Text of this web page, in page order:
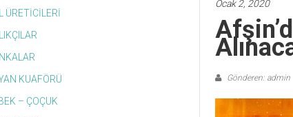
Ocak 2, 2020
Gönderen: admin
ÜRETİCİLERİ
KUAFÖRÜ
– ÇOÇUK